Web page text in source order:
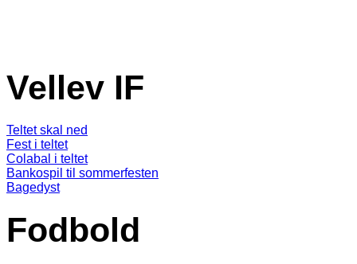
Vellev IF
Teltet skal ned
Fest i teltet
Colabal i teltet
Bankospil til sommerfesten
Bagedyst
Fodbold